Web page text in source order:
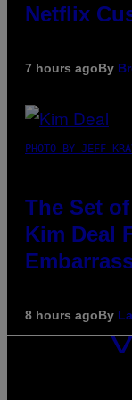
Netflix
7 hours agoBy
PHOTO BY JEFF
The Set
Kim Deal
8 hours agoBy
VICE